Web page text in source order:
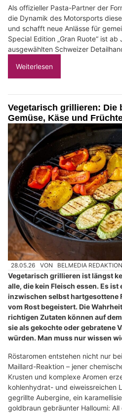
Als offizieller Pasta-Partner der
die Dynamik des Motorsports
und schafft neue Anlässe für
Special Edition „Gran Ruote“ ist
ausgewählten Schweizer
Weiterlesen
Vegetarisch grillieren: Die
Gemüse, Käse und
28.05.26 VON BELMEDIA REDAKTION
Vegetarisch grillieren ist längst
alle, die kein Fleisch essen. Es ist
inzwischen selbst hartgesottene
vom Rost begeistert. Die
richtigen Zutaten können auf
sie als gekochte oder gebratene
würden. Man muss nur wissen
Röstaromen entstehen nicht nur
Maillard-Reaktion – jener
Krusten und komplexe Aromen
kohlenhydrat- und eiweissreichen
gegrillte Aubergine, ein
goldbraun gebräunter Halloumi: